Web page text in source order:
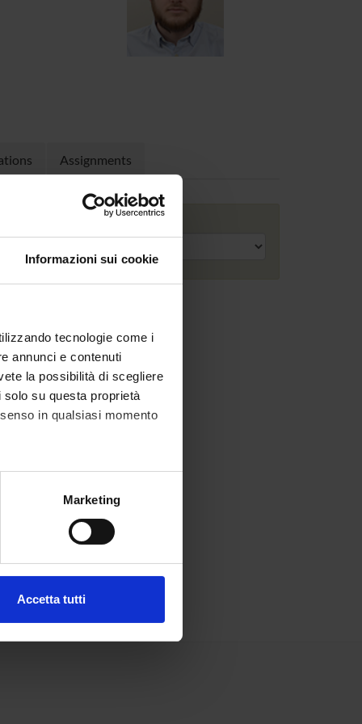
Informazioni sui cookie
tecnologie come i
annunci e contenuti
la possibilità di scegliere
su questa proprietà
in qualsiasi momento
metro,Marketing
Accetta tutti
Assignments
Academic year